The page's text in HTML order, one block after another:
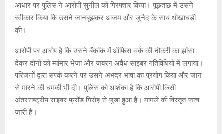
आधार पर पुलिस ने आरोपी सुनील को गिरफ्तार किया। पूछताछ में उसने
स्वीकार किया कि उसने जानबूझकर आजम और जुनैद के साथ धोखाधड़ी
की।
आरोपी पर आरोप है कि उसने बैंकॉक में ऑफिस-वर्क की नौकरी का झांसा
देकर दोनों को म्यांमार भेजा और जबरन अवैध साइबर गतिविधियों में लगाया।
परिजनों द्वारा संपर्क करने पर उसने अभद्र भाषा का प्रयोग किया और जान
से मारने की धमकी भी दी। पुलिस को आशंका है कि आरोपी किसी
अंतरराष्ट्रीय साइबर फ्रॉड गिरोह से जुड़ा हुआ है। मामले की विस्तृत जांच
जारी है।